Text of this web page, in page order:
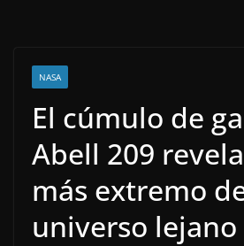
NASA
El cúmulo de
Abell 209
más extremo
universo lejano